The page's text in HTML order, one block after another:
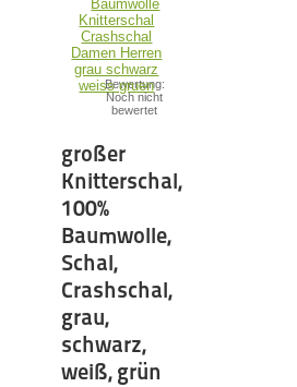
Bewertung:
Noch nicht
bewertet
großer
Knitterschal,
100%
Baumwolle,
Schal,
Crashschal,
grau,
schwarz,
weiß, grün